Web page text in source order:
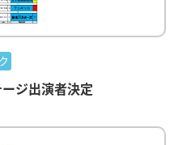
ジ出演者決定